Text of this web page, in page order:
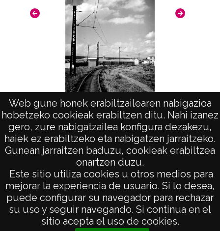
Web gune honek erabiltzailearen nabigazioa
hobetzeko cookieak erabiltzen ditu. Nahi izanez
gero, zure nabigatzailea konfigura dezakezu,
haiek ez erabiltzeko eta nabigatzen jarraitzeko.
Gunean jarraitzen baduzu, cookieak erabiltzea
onartzen duzu.
Este sitio utiliza cookies u otros medios para
mejorar la experiencia de usuario. Si lo desea,
puede configurar su navegador para rechazar
su uso y seguir navegando. Si continua en el
sitio acepta el uso de cookies.
Licencia de las imágenes
CC BY-NC-SA 4.0
Vías del tren
AVISO LEGAL
POLÍTICA DE PRIVACIDAD
ACCESIBILIDAD
ATENCIÓN CIUDADANA